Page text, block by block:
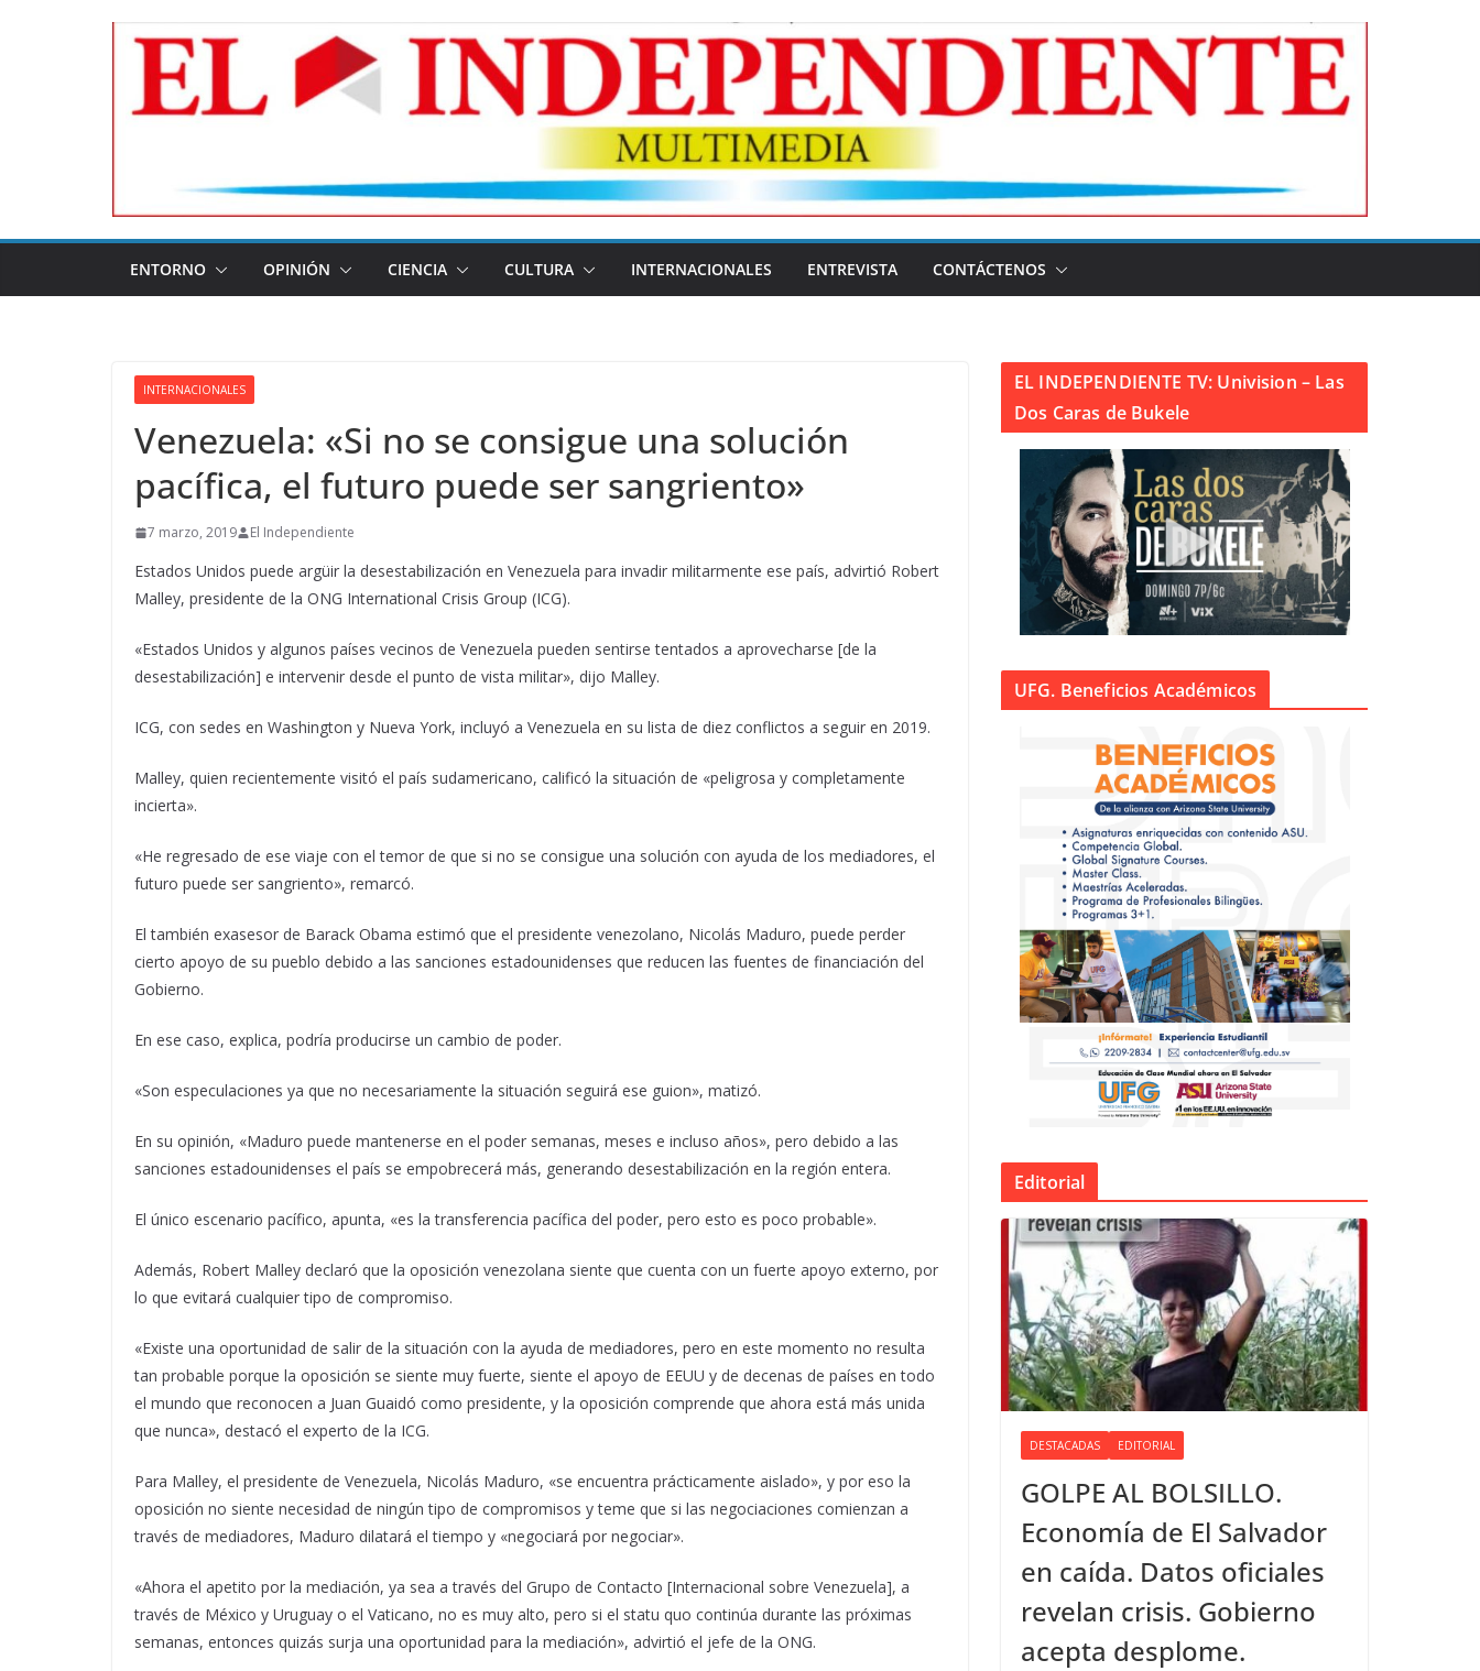
ENTORNO OPINIÓN CIENCIA CULTURA INTERNACIONALES ENTREVISTA CONTÁCTENOS
INTERNACIONALES
Venezuela: «Si no se consigue una solución
pacífica, el futuro puede ser sangriento»
7 marzo, 2019 El Independiente
Estados Unidos puede argüir la desestabilización en Venezuela para invadir militarmente ese país, advirtió Robert
Malley, presidente de la ONG International Crisis Group (ICG).
«Estados Unidos y algunos países vecinos de Venezuela pueden sentirse tentados a aprovecharse [de la
desestabilización] e intervenir desde el punto de vista militar», dijo Malley.
ICG, con sedes en Washington y Nueva York, incluyó a Venezuela en su lista de diez conflictos a seguir en 2019.
Malley, quien recientemente visitó el país sudamericano, calificó la situación de «peligrosa y completamente
incierta».
«He regresado de ese viaje con el temor de que si no se consigue una solución con ayuda de los mediadores, el
futuro puede ser sangriento», remarcó.
El también exasesor de Barack Obama estimó que el presidente venezolano, Nicolás Maduro, puede perder
cierto apoyo de su pueblo debido a las sanciones estadounidenses que reducen las fuentes de financiación del
Gobierno.
En ese caso, explica, podría producirse un cambio de poder.
«Son especulaciones ya que no necesariamente la situación seguirá ese guion», matizó.
En su opinión, «Maduro puede mantenerse en el poder semanas, meses e incluso años», pero debido a las
sanciones estadounidenses el país se empobrecerá más, generando desestabilización en la región entera.
El único escenario pacífico, apunta, «es la transferencia pacífica del poder, pero esto es poco probable».
Además, Robert Malley declaró que la oposición venezolana siente que cuenta con un fuerte apoyo externo, por
lo que evitará cualquier tipo de compromiso.
«Existe una oportunidad de salir de la situación con la ayuda de mediadores, pero en este momento no resulta
tan probable porque la oposición se siente muy fuerte, siente el apoyo de EEUU y de decenas de países en todo
el mundo que reconocen a Juan Guaidó como presidente, y la oposición comprende que ahora está más unida
que nunca», destacó el experto de la ICG.
Para Malley, el presidente de Venezuela, Nicolás Maduro, «se encuentra prácticamente aislado», y por eso la
oposición no siente necesidad de ningún tipo de compromisos y teme que si las negociaciones comienzan a
través de mediadores, Maduro dilatará el tiempo y «negociará por negociar».
«Ahora el apetito por la mediación, ya sea a través del Grupo de Contacto [Internacional sobre Venezuela], a
través de México y Uruguay o el Vaticano, no es muy alto, pero si el statu quo continúa durante las próximas
semanas, entonces quizás surja una oportunidad para la mediación», advirtió el jefe de la ONG.
EL INDEPENDIENTE TV: Univision – Las
Dos Caras de Bukele
UFG. Beneficios Académicos
Editorial
DESTACADAS EDITORIAL
GOLPE AL BOLSILLO.
Economía de El Salvador
en caída. Datos oficiales
revelan crisis. Gobierno
acepta desplome.